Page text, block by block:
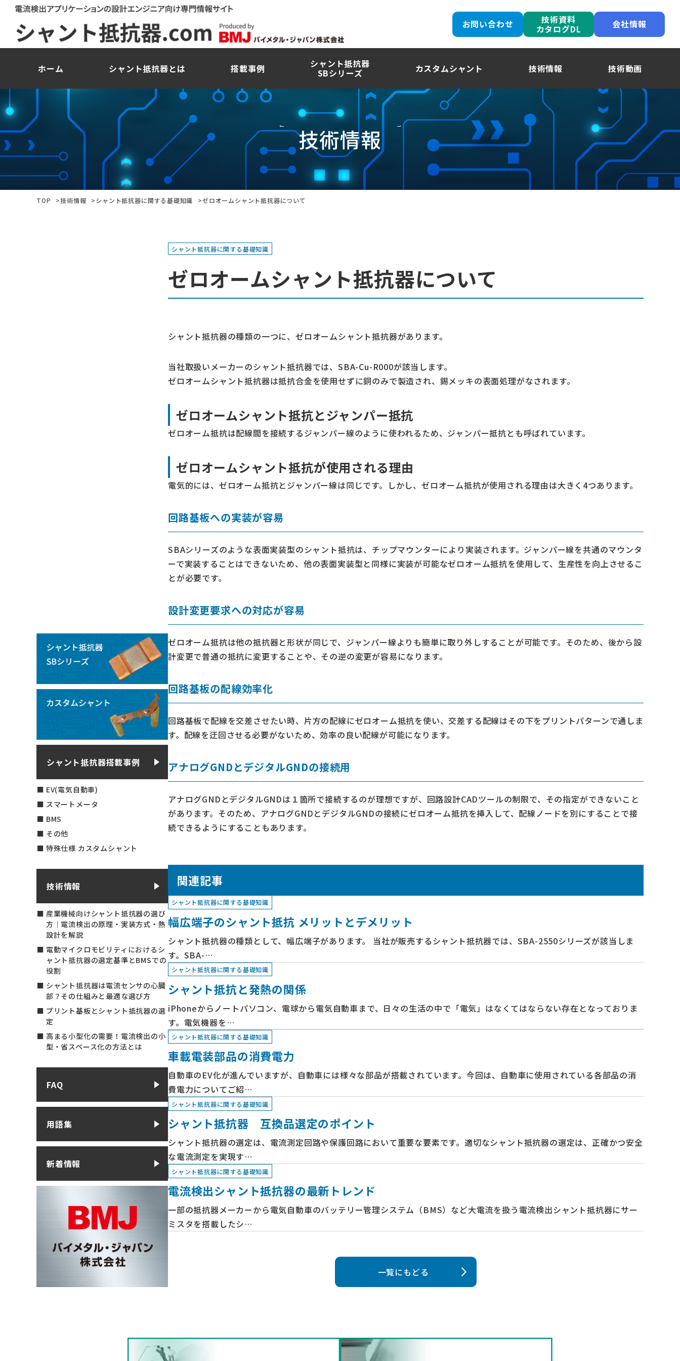
お問い合わせ 技術資料
カタログDL 会社情報
ホーム シャント抵抗器とは 搭載事例 シャント抵抗器
SBシリーズ カスタムシャント 技術情報 技術動画
技術情報
TOP 技術情報 シャント抵抗器に関する基礎知識 ゼロオームシャント抵抗器について
シャント抵抗器に関する基礎知識
ゼロオームシャント抵抗器について
シャント抵抗器の種類の一つに、ゼロオームシャント抵抗器があります。
当社取扱いメーカーのシャント抵抗器では、SBA-Cu-R000が該当します。
ゼロオームシャント抵抗器は抵抗合金を使用せずに銅のみで製造され、錫メッキの表面処理がなされます。
ゼロオームシャント抵抗とジャンパー抵抗
ゼロオーム抵抗は配線間を接続するジャンパー線のように使われるため、ジャンパー抵抗とも呼ばれています。
ゼロオームシャント抵抗が使用される理由
電気的には、ゼロオーム抵抗とジャンパー線は同じです。しかし、ゼロオーム抵抗が使用される理由は大きく4つあります。
回路基板への実装が容易
SBAシリーズのような表面実装型のシャント抵抗は、チップマウンターにより実装されます。ジャンパー線を共通のマウンタ
ーで実装することはできないため、他の表面実装型と同様に実装が可能なゼロオーム抵抗を使用して、生産性を向上させるこ
とが必要です。
設計変更要求への対応が容易
ゼロオーム抵抗は他の抵抗器と形状が同じで、ジャンパー線よりも簡単に取り外しすることが可能です。そのため、後から設
計変更で普通の抵抗に変更することや、その逆の変更が容易になります。
回路基板の配線効率化
回路基板で配線を交差させたい時、片方の配線にゼロオーム抵抗を使い、交差する配線はその下をプリントパターンで通しま
す。配線を迂回させる必要がないため、効率の良い配線が可能になります。
アナログGNDとデジタルGNDの接続用
アナログGNDとデジタルGNDは１箇所で接続するのが理想ですが、回路設計CADツールの制限で、その指定ができないこと
があります。そのため、アナログGNDとデジタルGNDの接続にゼロオーム抵抗を挿入して、配線ノードを別にすることで接
続できるようにすることもあります。
関連記事
シャント抵抗器に関する基礎知識
幅広端子のシャント抵抗 メリットとデメリット
シャント抵抗器の種類として、幅広端子があります。 当社が販売するシャント抵抗器では、SBA-2550シリーズが該当しま
す。SBA-…
シャント抵抗器に関する基礎知識
シャント抵抗と発熱の関係
iPhoneからノートパソコン、電球から電気自動車まで、日々の生活の中で「電気」はなくてはならない存在となっておりま
す。電気機器を…
シャント抵抗器に関する基礎知識
車載電装部品の消費電力
自動車のEV化が進んでいますが、自動車には様々な部品が搭載されています。今回は、自動車に使用されている各部品の消
費電力についてご紹…
シャント抵抗器に関する基礎知識
シャント抵抗器 互換品選定のポイント
シャント抵抗器の選定は、電流測定回路や保護回路において重要な要素です。適切なシャント抵抗器の選定は、正確かつ安全
な電流測定を実現す…
シャント抵抗器に関する基礎知識
電流検出シャント抵抗器の最新トレンド
一部の抵抗器メーカーから電気自動車のバッテリー管理システム（BMS）など大電流を扱う電流検出シャント抵抗器にサー
ミスタを搭載したシ…
一覧にもどる
シャント抵抗器搭載事例
EV(電気自動車)
スマートメータ
BMS
その他
特殊仕様 カスタムシャント
技術情報
産業機械向けシャント抵抗器の選び
方｜電流検出の原理・実装方式・熱
設計を解説
電動マイクロモビリティにおけるシ
ャント抵抗器の選定基準とBMSでの
役割
シャント抵抗器は電流センサの心臓
部？その仕組みと最適な選び方
プリント基板とシャント抵抗器の選
定
高まる小型化の需要！電流検出の小
型・省スペース化の方法とは
FAQ
用語集
新着情報